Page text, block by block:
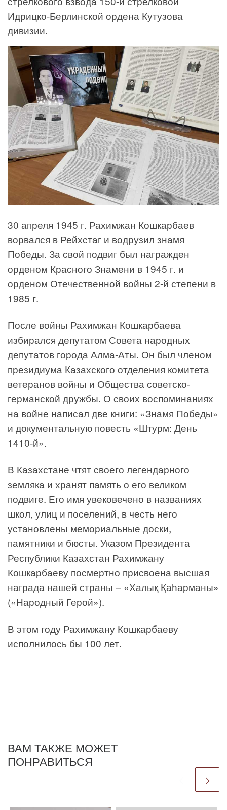
Идрицко-Берлинской ордена Кутузова
дивизии.
30 апреля 1945 г. Рахимжан Кошкарбаев
ворвался в Рейхстаг и водрузил знамя
Победы. За свой подвиг был награжден
орденом Красного Знамени в 1945 г. и
орденом Отечественной войны 2-й степени в
1985 г.
После войны Рахимжан Кошкарбаева
избирался депутатом Совета народных
депутатов города Алма-Аты. Он был членом
президиума Казахского отделения комитета
ветеранов войны и Общества советско-
германской дружбы. О своих воспоминаниях
на войне написал две книги: «Знамя Победы»
и документальную повесть «Штурм: День
1410-й».
В Казахстане чтят своего легендарного
земляка и хранят память о его великом
подвиге. Его имя увековечено в названиях
школ, улиц и поселений, в честь него
установлены мемориальные доски,
памятники и бюсты. Указом Президента
Республики Казахстан Рахимжану
Кошкарбаеву посмертно присвоена высшая
награда нашей страны – «Халық Қаһарманы»
(«Народный Герой»).
В этом году Рахимжану Кошкарбаеву
исполнилось бы 100 лет.
ВАМ ТАКЖЕ МОЖЕТ
ПОНРАВИТЬСЯ